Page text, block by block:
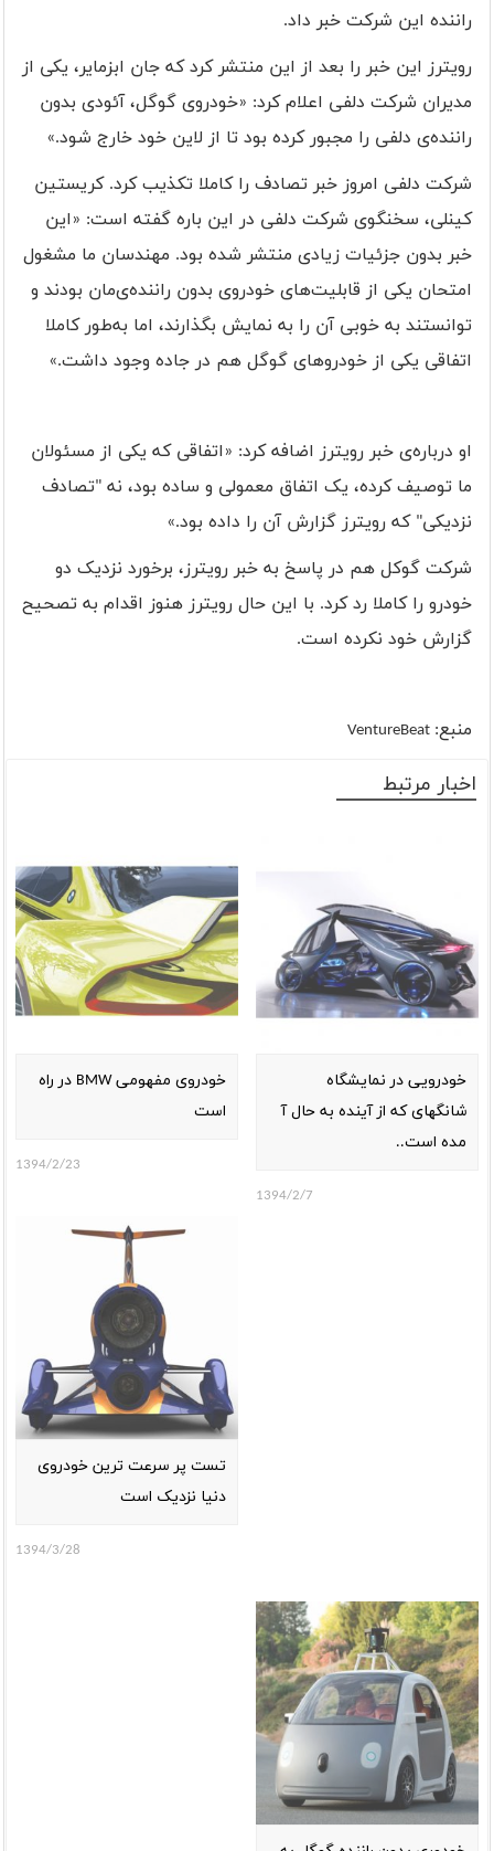
راننده این شرکت خبر داد.
رویترز این خبر را بعد از این منتشر کرد که جان ابزمایر، یکی از
مدیران شرکت دلفی اعلام کرد: «خودروی گوگل، آئودی بدون
راننده‌ی دلفی را مجبور کرده بود تا از لاین خود خارج شود.»
شرکت دلفی امروز خبر تصادف را کاملا تکذیب کرد. کریستین
کینلی، سخنگوی شرکت دلفی در این باره گفته است: «این
خبر بدون جزئیات زیادی منتشر شده بود. مهندسان ما مشغول
امتحان یکی از قابلیت‌های خودروی بدون راننده‌ی‌مان بودند و
توانستند به خوبی آن را به نمایش بگذارند، اما به‌طور کاملا
اتفاقی یکی از خودروهای گوگل هم در جاده وجود داشت.
»
او درباره‌ی خبر رویترز اضافه کرد: «اتفاقی که یکی از مسئولان
ما توصیف کرده، یک اتفاق معمولی و ساده بود، نه "تصادف
نزدیکی" که رویترز گزارش آن را داده بود.»
شرکت گوکل هم در پاسخ به خبر رویترز، برخورد نزدیک دو
خودرو را کاملا رد کرد. با این حال رویترز هنوز اقدام به تصحیح
گزارش خود نکرده است.
منبع: VentureBeat
اخبار مرتبط
خودرویی در نمایشگاه
شانگهای که از آینده به حال آ
مده است..
1394/2/7
خودروی مفهومی BMW در راه
است
1394/2/23
تست پر سرعت ترین خودروی
دنیا نزدیک است
1394/3/28